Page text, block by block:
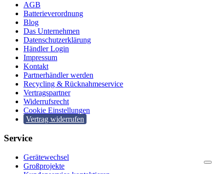
AGB
Batterieverordnung
Blog
Das Unternehmen
Datenschutzerklärung
Händler Login
Impressum
Kontakt
Partnerhändler werden
Recycling & Rücknahmeservice
Vertragspartner
Widerrufsrecht
Cookie Einstellungen
Vertrag widerrufen
Service
Gerätewechsel
Großprojekte